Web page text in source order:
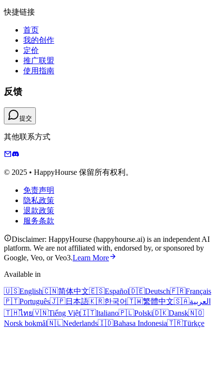
快捷链接
首页
我的创作
定价
推广联盟
使用指南
反馈
提交
其他联系方式
© 2025 • HappyHourse 保留所有权利。
免责声明
隐私政策
退款政策
服务条款
Disclaimer: HappyHourse (happyhourse.ai) is an independent AI
platform. We are not affiliated with, endorsed by, or sponsored by
Google, Veo, or Veo3.Learn More
Available in
🇺🇸English🇨🇳简体中文🇪🇸Español🇩🇪Deutsch🇫🇷Français
🇵🇹Português🇯🇵日本語🇰🇷한국어🇹🇼繁體中文🇸🇦العربية
🇹🇭ไทย🇻🇳Tiếng Việt🇮🇹Italiano🇵🇱Polski🇩🇰Dansk🇳🇴
Norsk bokmål🇳🇱Nederlands🇮🇩Bahasa Indonesia🇹🇷Türkçe